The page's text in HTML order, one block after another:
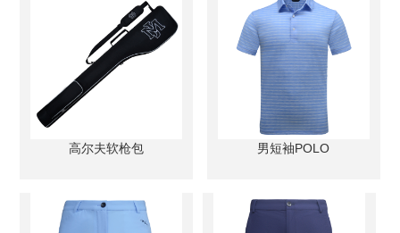
高尔夫软枪包 男短袖POLO